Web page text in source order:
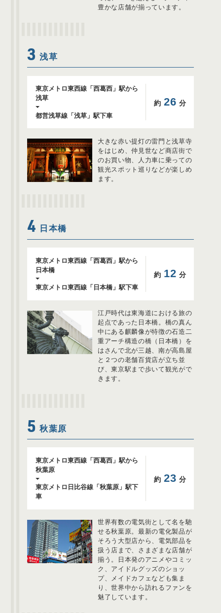
豊かな店舗が揃っています。
3 浅草
東京メトロ東西線「西葛西」駅から
浅草
都営浅草線「浅草」駅下車
約 26 分
大きな赤い提灯の雷門と浅草寺
をはじめ、仲見世など商店街で
のお買い物、人力車に乗っての
観光スポット巡りなどが楽しめ
ます。
4 日本橋
東京メトロ東西線「西葛西」駅から
日本橋
東京メトロ東西線「日本橋」駅下車
約 12 分
江戸時代は東海道における旅の
起点であった日本橋。橋の真ん
中にある麒麟像が特徴の石造二
重アーチ構造の橋（日本橋）を
はさんで北が三越、南が高島屋
と２つの老舗百貨店が立ち並
び、東京駅まで歩いて観光がで
きます。
5 秋葉原
東京メトロ東西線「西葛西」駅から
秋葉原
東京メトロ日比谷線「秋葉原」駅下
車
約 23 分
世界有数の電気街として名を馳
せる秋葉原。最新の電化製品が
そろう大型店から、電気部品を
扱う店まで、さまざまな店舗が
揃う。日本発のアニメやコミッ
ク、アイドルグッズのショッ
プ、メイドカフェなども集ま
り、世界中から訪れるファンを
魅了しています。